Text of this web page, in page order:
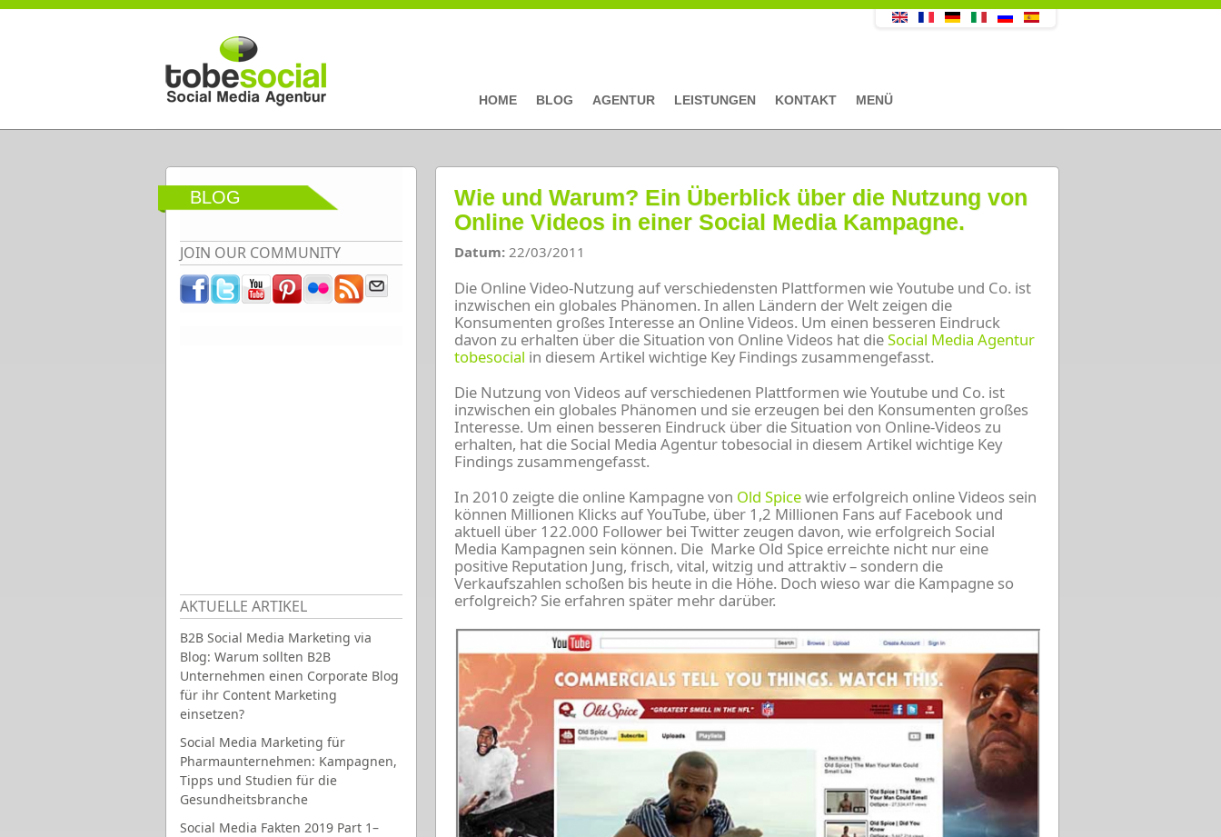
Direkt zum Inhalt
HOME BLOG AGENTUR LEISTUNGEN KONTAKT MENÜ
BLOG
JOIN OUR COMMUNITY
AKTUELLE ARTIKEL
B2B Social Media Marketing via
Blog: Warum sollten B2B
Unternehmen einen Corporate Blog
für ihr Content Marketing
einsetzen?
Social Media Marketing für
Pharmaunternehmen: Kampagnen,
Tipps und Studien für die
Gesundheitsbranche
Social Media Fakten 2019 Part 1–
Wie und Warum? Ein Überblick über die Nutzung von
Online Videos in einer Social Media Kampagne.
Datum: 22/03/2011
Die Online Video-Nutzung auf verschiedensten Plattformen wie Youtube und Co. ist
inzwischen ein globales Phänomen. In allen Ländern der Welt zeigen die
Konsumenten großes Interesse an Online Videos. Um einen besseren Eindruck
davon zu erhalten über die Situation von Online Videos hat dieSocial Media Agentur
tobesocial in diesem Artikel wichtige Key Findings zusammengefasst.
Die Nutzung von Videos auf verschiedenen Plattformen wie Youtube und Co. ist
inzwischen ein globales Phänomen und sie erzeugen bei den Konsumenten großes
Interesse. Um einen besseren Eindruck über die Situation von Online-Videos zu
erhalten, hat die Social Media Agentur tobesocial in diesem Artikel wichtige Key
Findings zusammengefasst.
In 2010 zeigte die online Kampagne von Old Spicewie erfolgreich online Videos sein
können Millionen Klicks auf YouTube, über 1,2 Millionen Fans auf Facebook und
aktuell über 122.000 Follower bei Twitter zeugen davon, wie erfolgreich Social
Media Kampagnen sein können. Die Marke Old Spice erreichte nicht nur eine
positive Reputation Jung, frisch, vital, witzig und attraktiv – sondern die
Verkaufszahlen schoßen bis heute in die Höhe. Doch wieso war die Kampagne so
erfolgreich? Sie erfahren später mehr darüber.